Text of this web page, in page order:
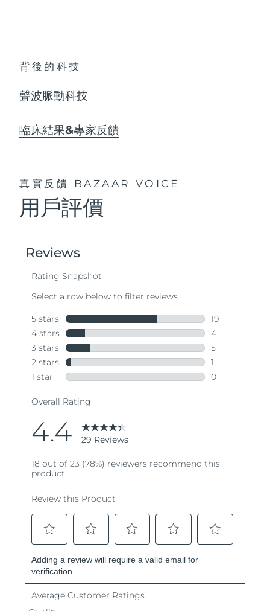
背後的科技
聲波脈動科技
臨床結果&專家反饋
真實反饋 BAZAAR VOICE
用戶評價